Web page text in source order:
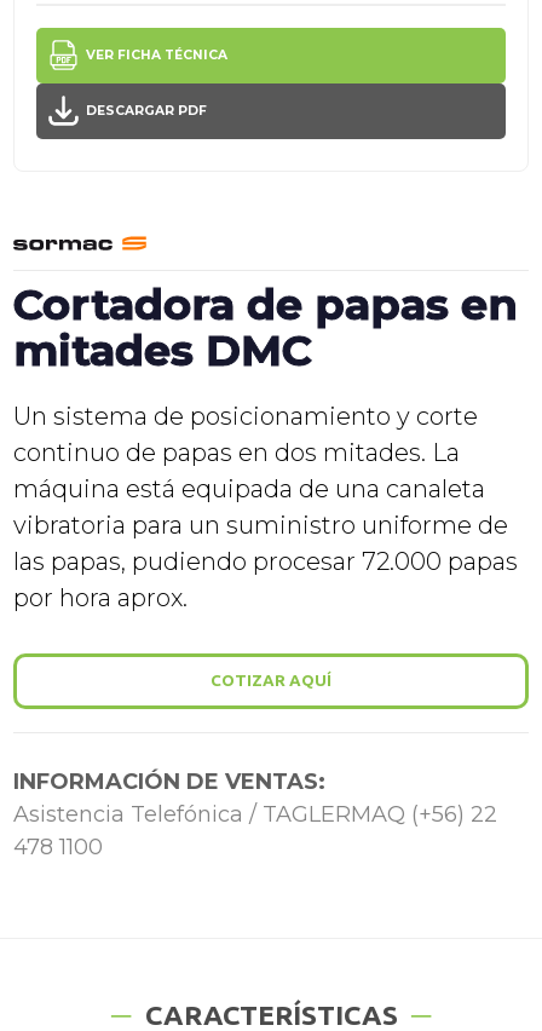
VER FICHA TÉCNICA
DESCARGAR PDF
Cortadora de papas en
mitades DMC
Un sistema de posicionamiento y corte
continuo de papas en dos mitades. La
máquina está equipada de una canaleta
vibratoria para un suministro uniforme de
las papas, pudiendo procesar 72.000 papas
por hora aprox.
COTIZAR AQUÍ
INFORMACIÓN DE VENTAS:
Asistencia Telefónica / TAGLERMAQ (+56) 22
478 1100
CARACTERÍSTICAS